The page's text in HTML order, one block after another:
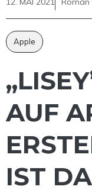
Apple
AUF
IST DA